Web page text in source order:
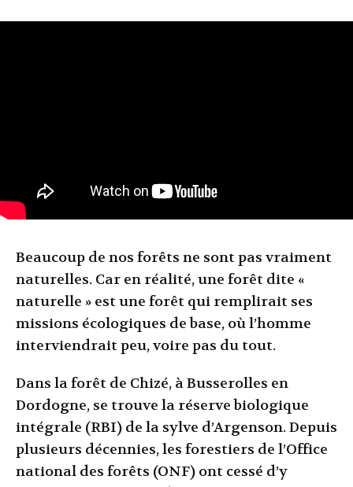
Beaucoup de nos forêts ne sont pas vraiment
naturelles. Car en réalité, une forêt dite «
naturelle » est une forêt qui remplirait ses
missions écologiques de base, où l’homme
interviendrait peu, voire pas du tout.
Dans la forêt de Chizé, à Busserolles en
Dordogne, se trouve la réserve biologique
intégrale (RBI) de la sylve d’Argenson. Depuis
plusieurs décennies, les forestiers de l’Office
national des forêts (ONF) ont cessé d’y